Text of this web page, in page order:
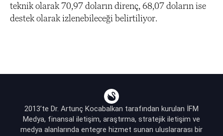
teknik olarak 70,97 doların direnç, 68,07 doların ise
destek olarak izlenebileceği belirtiliyor.
2013’te Dr. Artunç Kocabalkan tarafından kurulan İFM
Medya, finansal iletişim, araştırma, stratejik iletişim ve
medya alanlarında entegre hizmet sunan uluslararası bir